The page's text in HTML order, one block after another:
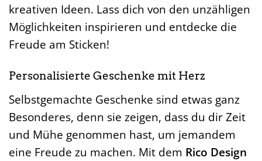
kreativen Ideen. Lass dich von den unzähligen
Möglichkeiten inspirieren und entdecke die
Freude am Sticken!
Personalisierte Geschenke mit Herz
Selbstgemachte Geschenke sind etwas ganz
Besonderes, denn sie zeigen, dass du dir Zeit
und Mühe genommen hast, um jemandem
eine Freude zu machen. Mit dem Rico Design